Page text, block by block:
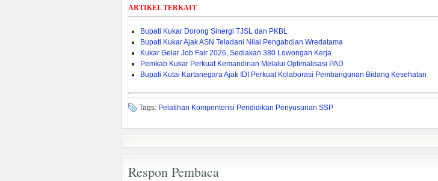
ARTIKEL TERKAIT
Bupati Kukar Dorong Sinergi TJSL dan PKBL
Bupati Kukar Ajak ASN Teladani Nilai Pengabdian Wredatama
Kukar Gelar Job Fair 2026, Sediakan 380 Lowongan Kerja
Pemkab Kukar Perkuat Kemandirian Melalui Optimalisasi PAD ‎
Bupati Kutai Kartanegara Ajak IDI Perkuat Kolaborasi Pembangunan Bidang Kesehatan
Tags: Pelatihan Kompentensi Pendidikan Penyusunan SSP
Respon Pembaca